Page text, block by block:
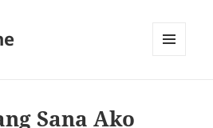
Sana Ako